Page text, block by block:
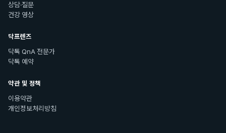
상담·질문
건강 영상
닥프렌즈
닥톡 QnA 전문가
닥톡 예약
약관 및 정책
이용약관
개인정보처리방침